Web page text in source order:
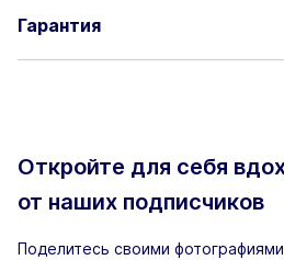
Гарантия
Откройте для себя
от наших подписчиков
Поделитесь своими